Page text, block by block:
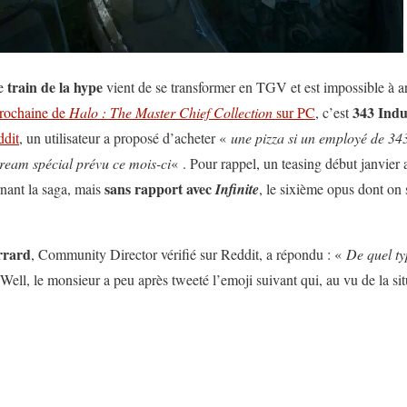
train de la hypevient de se transformer en TGV et est impossible à
de Halo : The Master Chief Collectionsur PC, c’est343
, un utilisateur a proposé d’acheter « une pizza si un employé de
spécial prévu ce mois-ci« . Pour rappel, un teasing début janvier
la saga, maissans rapport avecInfinite, le sixième opus dont on
, Community Director vérifié sur Reddit, a répondu : « De quel
le monsieur a peu après tweeté l’emoji suivant qui, au vu de la